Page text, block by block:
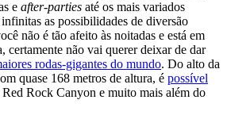
e after-parties até os mais variados
as possibilidades de diversão
não é tão afeito às noitadas e está em
certamente não vai querer deixar de dar
rodas-gigantes do mundo. Do alto da
quase 168 metros de altura, é possível
Rock Canyon e muito mais além do